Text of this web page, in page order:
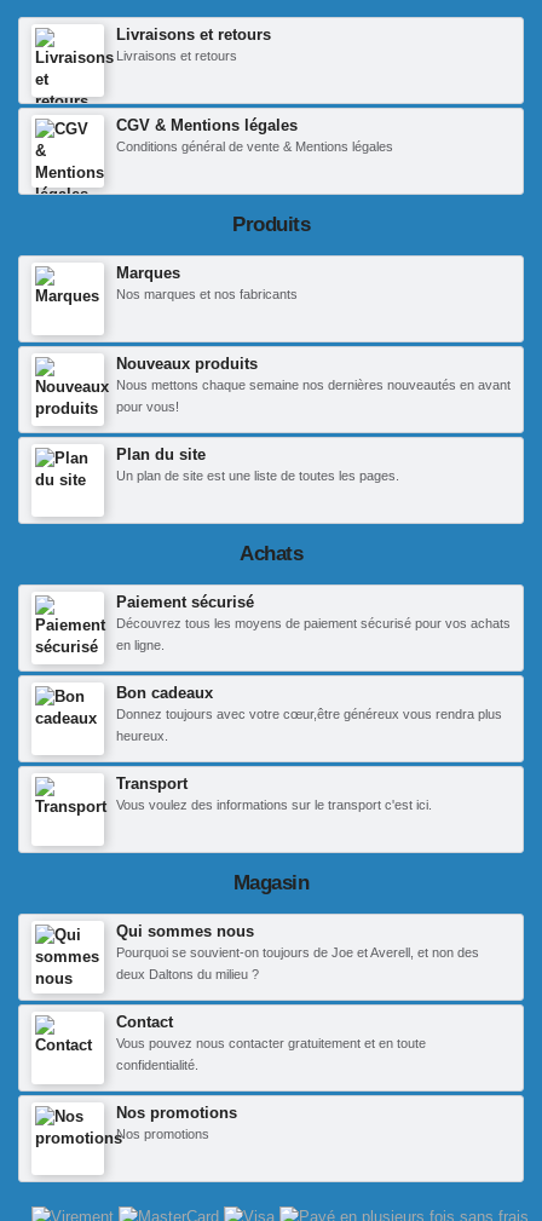
Livraisons et retours
Livraisons et retours
CGV & Mentions légales
Conditions général de vente & Mentions légales
Produits
Marques
Nos marques et nos fabricants
Nouveaux produits
Nous mettons chaque semaine nos dernières nouveautés en avant
pour vous!
Plan du site
Un plan de site est une liste de toutes les pages.
Achats
Paiement sécurisé
Découvrez tous les moyens de paiement sécurisé pour vos achats
en ligne.
Bon cadeaux
Donnez toujours avec votre cœur,être généreux vous rendra plus
heureux.
Transport
Vous voulez des informations sur le transport c'est ici.
Magasin
Qui sommes nous
Pourquoi se souvient-on toujours de Joe et Averell, et non des
deux Daltons du milieu ?
Contact
Vous pouvez nous contacter gratuitement et en toute
confidentialité.
Nos promotions
Nos promotions